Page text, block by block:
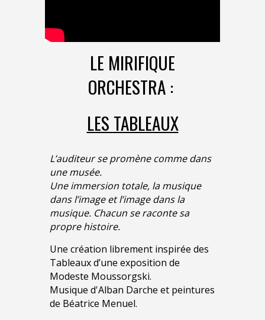
LE MIRIFIQUE
ORCHESTRA :
LES TABLEAUX
L’auditeur se promène comme dans
une musée.
Une immersion totale, la musique
dans l’image et l’image dans la
musique. Chacun se raconte sa
propre histoire.
Une création librement inspirée des
Tableaux d’une exposition de
Modeste Moussorgski.
Musique d'Alban Darche et peintures
de Béatrice Menuel.